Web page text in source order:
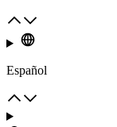
Español